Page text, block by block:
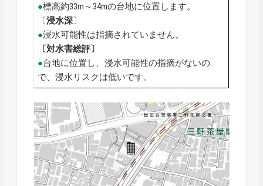
●標高約33m～34mの台地に位置します。
〔浸水深〕
●浸水可能性は指摘されていません。
〔対水害総評〕
●台地に位置し、浸水可能性の指摘がないの
で、浸水リスクは低いです。